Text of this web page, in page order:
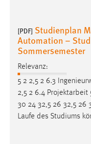
[PDF] Studienplan
Automation –
Sommersemester
Relevanz:
5 2 2,5 2 6.3
2,5 2 6.4 Projektarbeit
30 24 32,5 26 32,5 26
Laufe des Studiums